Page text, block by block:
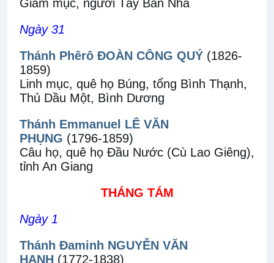
Giám mục, người Tây Ban Nha
Ngày 31
Thánh Phêrô ĐOÀN CÔNG QUÝ (1826-
1859)
Linh mục, quê họ Búng, tổng Bình Thạnh,
Thủ Dầu Một, Bình Dương
Thánh Emmanuel LÊ VĂN
PHỤNG (1796-1859)
Câu họ, quê họ Đầu Nước (Cù Lao Giêng),
tỉnh An Giang
THÁNG TÁM
Ngày 1
Thánh Đaminh NGUYỄN VĂN
HẠNH (1772-1838)